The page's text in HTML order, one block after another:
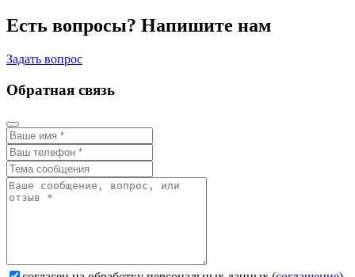
Есть вопросы? Напишите нам
Задать вопрос
Обратная связь